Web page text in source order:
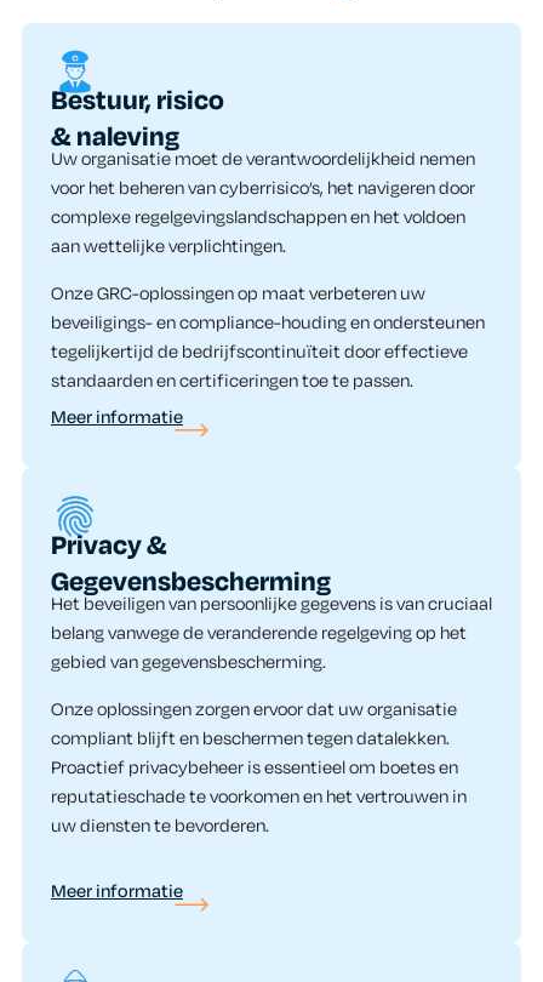
Bestuur, risico
& naleving
Uw organisatie moet de verantwoordelijkheid nemen
voor het beheren van cyberrisico’s, het navigeren door
complexe regelgevingslandschappen en het voldoen
aan wettelijke verplichtingen.
Onze GRC-oplossingen op maat verbeteren uw
beveiligings- en compliance-houding en ondersteunen
tegelijkertijd de bedrijfscontinuïteit door effectieve
standaarden en certificeringen toe te passen.
Meer informatie
Privacy &
Gegevensbescherming
Het beveiligen van persoonlijke gegevens is van cruciaal
belang vanwege de veranderende regelgeving op het
gebied van gegevensbescherming.
Onze oplossingen zorgen ervoor dat uw organisatie
compliant blijft en beschermen tegen datalekken.
Proactief privacybeheer is essentieel om boetes en
reputatieschade te voorkomen en het vertrouwen in
uw diensten te bevorderen.
Meer informatie